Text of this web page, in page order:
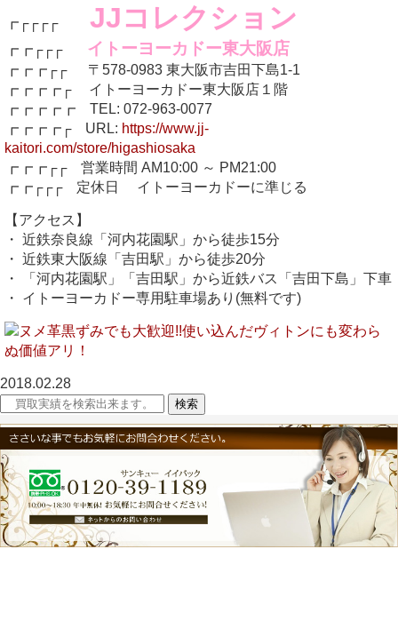
┏┌┌┌┌ JJコレクション
┏┏┌┌┌ イトーヨーカドー東大阪店
┏┏┏┌┌ 〒578-0983 東大阪市吉田下島1-1
┏┏┏┏┌ イトーヨーカドー東大阪店１階
┏┏┏┏┏ TEL: 072-963-0077
┏┏┏┏┌ URL: https://www.jj-
kaitori.com/store/higashiosaka
┏┏┏┌┌ 営業時間 AM10:00 ～ PM21:00
┏┏┌┌┌ 定休日 イトーヨーカドーに準じる
【アクセス】
・ 近鉄奈良線「河内花園駅」から徒歩15分
・ 近鉄東大阪線「吉田駅」から徒歩20分
・ 「河内花園駅」「吉田駅」から近鉄バス「吉田下島」下車
・ イトーヨーカドー専用駐車場あり(無料です)
2018.02.28